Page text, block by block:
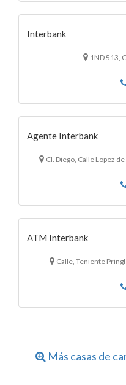
Interbank
1ND 513,
Agente Interbank
Cl. Diego, Calle Lopez
ATM Interbank
Calle, Teniente
Más casas de